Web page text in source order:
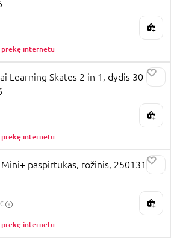
prekę internetu
Learning Skates 2 in 1, dydis 30-33,
prekę internetu
paspirtukas, rožinis, 2501310
prekę internetu